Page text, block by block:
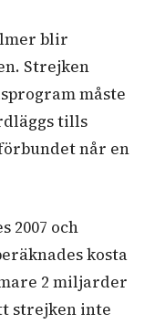
blir
Strejken
måste
tills
når en
2007 och
kosta
2 miljarder
strejken inte